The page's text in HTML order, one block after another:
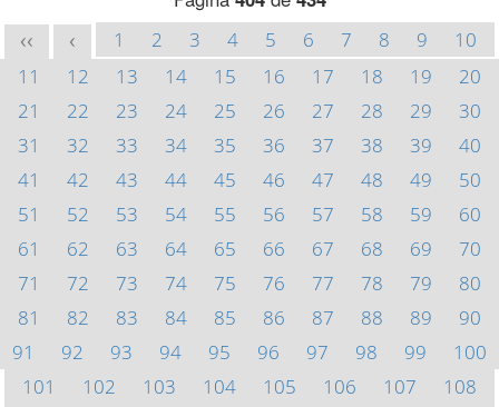
<< < 1 2 3 4 5 6 7 8 9
10
11
12 13 14 15 16 17 18 19
20
21
22 23 24 25 26 27 28 29
30
31
32 33 34 35 36 37 38 39
40
41
42 43 44 45 46 47 48 49
50
51
52 53 54 55 56 57 58 59
60
61
62 63 64 65 66 67 68 69
70
71
72 73 74 75 76 77 78 79
80
81
82 83 84 85 86 87 88 89
90
91
92 93 94 95 96 97 98 99
100
101
102 103 104 105 106 107
108